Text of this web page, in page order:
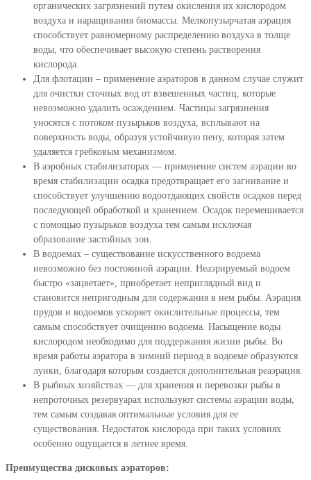
органических загрязнений путем окисления их кислородом
воздуха и наращивания биомассы. Мелкопузырчатая аэрация
способствует равномерному распределению воздуха в толще
воды, что обеспечивает высокую степень растворения
кислорода.
Для флотации – применение аэраторов в данном случае служит
для очистки сточных вод от взвешенных частиц, которые
невозможно удалить осаждением. Частицы загрязнения
уносятся с потоком пузырьков воздуха, всплывают на
поверхность воды, образуя устойчивую пену, которая затем
удаляется гребковым механизмом.
В аэробных стабилизаторах — применение систем аэрации во
время стабилизации осадка предотвращает его загнивание и
способствует улучшению водоотдающих свойств осадков перед
последующей обработкой и хранением. Осадок перемешивается
с помощью пузырьков воздуха тем самым исключая
образование застойных зон.
В водоемах – существование искусственного водоема
невозможно без постоянной аэрации. Неаэрируемый водоем
быстро «зацветает», приобретает неприглядный вид и
становится непригодным для содержания в нем рыбы. Аэрация
прудов и водоемов ускоряет окислительные процессы, тем
самым способствует очищению водоема. Насыщение воды
кислородом необходимо для поддержания жизни рыбы. Во
время работы аэратора в зимний период в водоеме образуются
лунки, благодаря которым создается дополнительная реаэрация.
В рыбных хозяйствах — для хранения и перевозки рыбы в
непроточных резервуарах используют системы аэрации воды,
тем самым создавая оптимальные условия для ее
существования. Недостаток кислорода при таких условиях
особенно ощущается в летнее время.
Преимущества дисковых аэраторов: